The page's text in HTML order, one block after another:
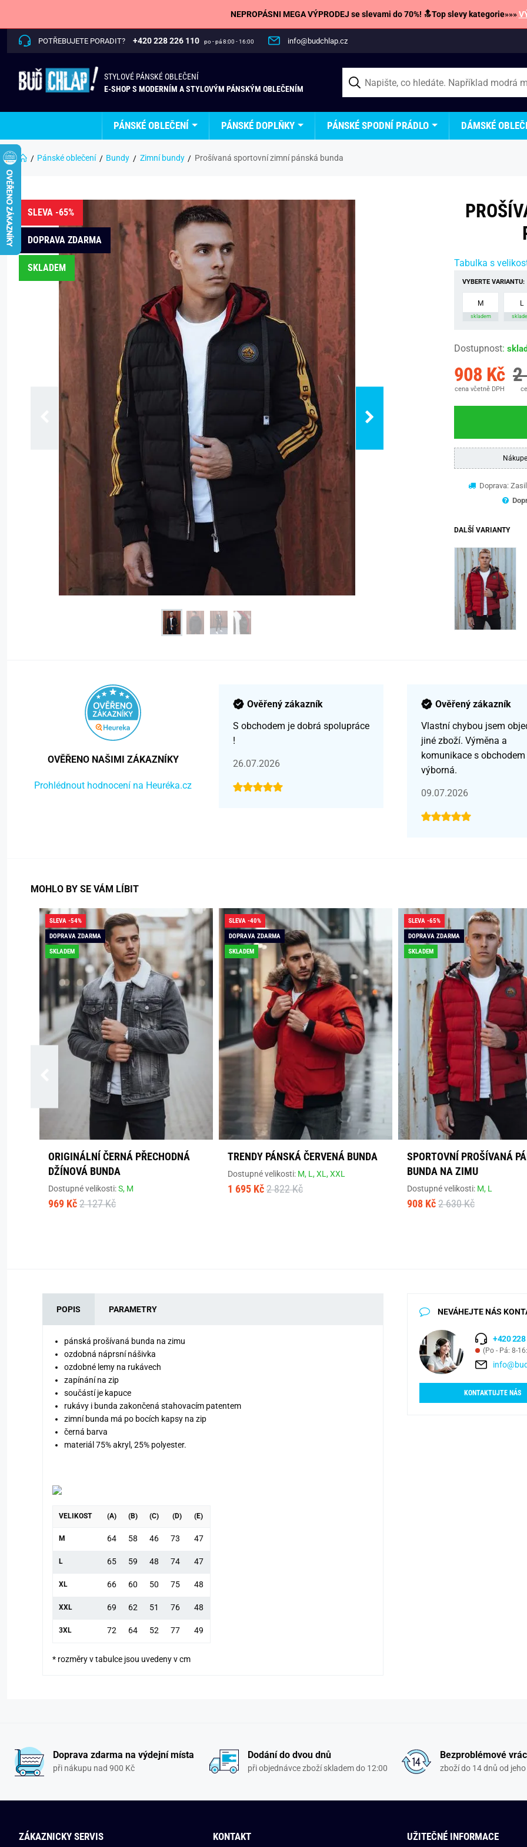
NEPROPÁSNI MEGA VÝPRODEJ se slevami do 70%! 🔝Top slevy kategorie»»»
POTŘEBUJETE PORADIT? +420 228 226 110 po - pá 8:00 - 16:00 info@budchlap.cz
STYLOVÉ PÁNSKÉ OBLEČENÍ
E-SHOP S MODERNÍM A STYLOVÝM PÁNSKÝM OBLEČENÍM
PÁNSKÉ OBLEČENÍ PÁNSKÉ DOPLŇKY PÁNSKÉ SPODNÍ PRÁDLO DÁMSKÉ
Pánské oblečení Bundy Zimní bundy Prošívaná sportovní zimní pánská bunda
SLEVA -65%
DOPRAVA ZDARMA
SKLADEM Tabulka s
VYBERTE VARIANTU:
M
skladem
L
Dostupnost:
908 Kč
cena včetně DPH
2
Doprava:
DALŠÍ VARIANTY
OVĚŘENO NAŠIMI ZÁKAZNÍKY
Prohlédnout hodnocení na Heuréka.cz
Ověřený zákazník
S obchodem je dobrá spolupráce
!
26.07.2026
Ověřený zákazník
Vlastní chybou jsem
jiné zboží. Výměna a
komunikace s obchodem
výborná.
09.07.2026
MOHLO BY SE VÁM LÍBIT
SLEVA -54%
DOPRAVA ZDARMA
SKLADEM
ORIGINÁLNÍ ČERNÁ PŘECHODNÁ
DŽÍNOVÁ BUNDA
Dostupné velikosti:S, M
969 Kč 2 127 Kč
SLEVA -40%
DOPRAVA ZDARMA
SKLADEM
TRENDY PÁNSKÁ ČERVENÁ BUNDA
Dostupné velikosti: M, L,XL,XXL
1 695 Kč 2 822 Kč
SLEVA -65%
DOPRAVA ZDARMA
SKLADEM
SPORTOVNÍ PROŠÍVANÁ
BUNDA NA ZIMU
Dostupné velikosti: M, L
908 Kč 2 630 Kč
POPIS PARAMETRY
pánská prošívaná bunda na zimu
ozdobná náprsní nášivka
ozdobné lemy na rukávech
zapínání na zip
součástí je kapuce
rukávy i bunda zakončená stahovacím patentem
zimní bunda má po bocích kapsy na zip
černá barva
materiál 75% akryl, 25% polyester.
VELIKOST (A) (B) (C) (D) (E)
M 64 58 46 73 47
L 65 59 48 74 47
XL 66 60 50 75 48
XXL 69 62 51 76 48
3XL 72 64 52 77 49
* rozměry v tabulce jsou uvedeny v cm
NEVÁHEJTE NÁS
+420 228
(Po - Pá: 8-
KONTAKTUJTE NÁS
Doprava zdarma na výdejní místa
při nákupu nad 900 Kč
Dodání do dvou dnů
při objednávce zboží skladem do 12:00
Bezproblémové
zboží do 14 dnů od
ZÁKAZNICKY SERVIS KONTAKT UŽITEČNÉ INFORMACE